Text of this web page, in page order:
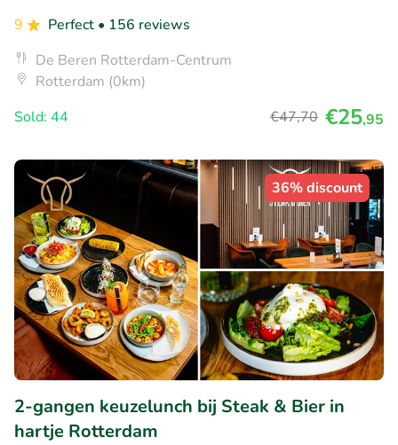
9
Perfect • 156 reviews
De Beren Rotterdam-Centrum
Rotterdam (0km)
Sold: 44
€47,70 €25,95
36% discount
2-gangen keuzelunch bij Steak & Bier in
hartje Rotterdam